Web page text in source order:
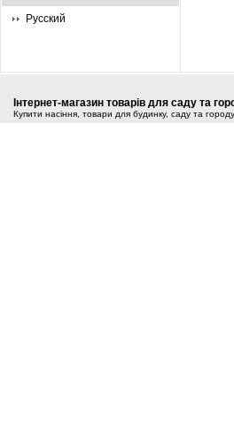
Русский
Інтернет-магазин товарів для саду та
Купити насіння, товари для будинку, саду та